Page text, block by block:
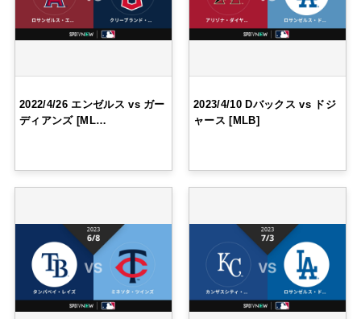
2022/4/26 エンゼルス vs ガー
ディアンズ [ML…
2023/4/10 Dバックス vs ドジ
ャース [MLB]